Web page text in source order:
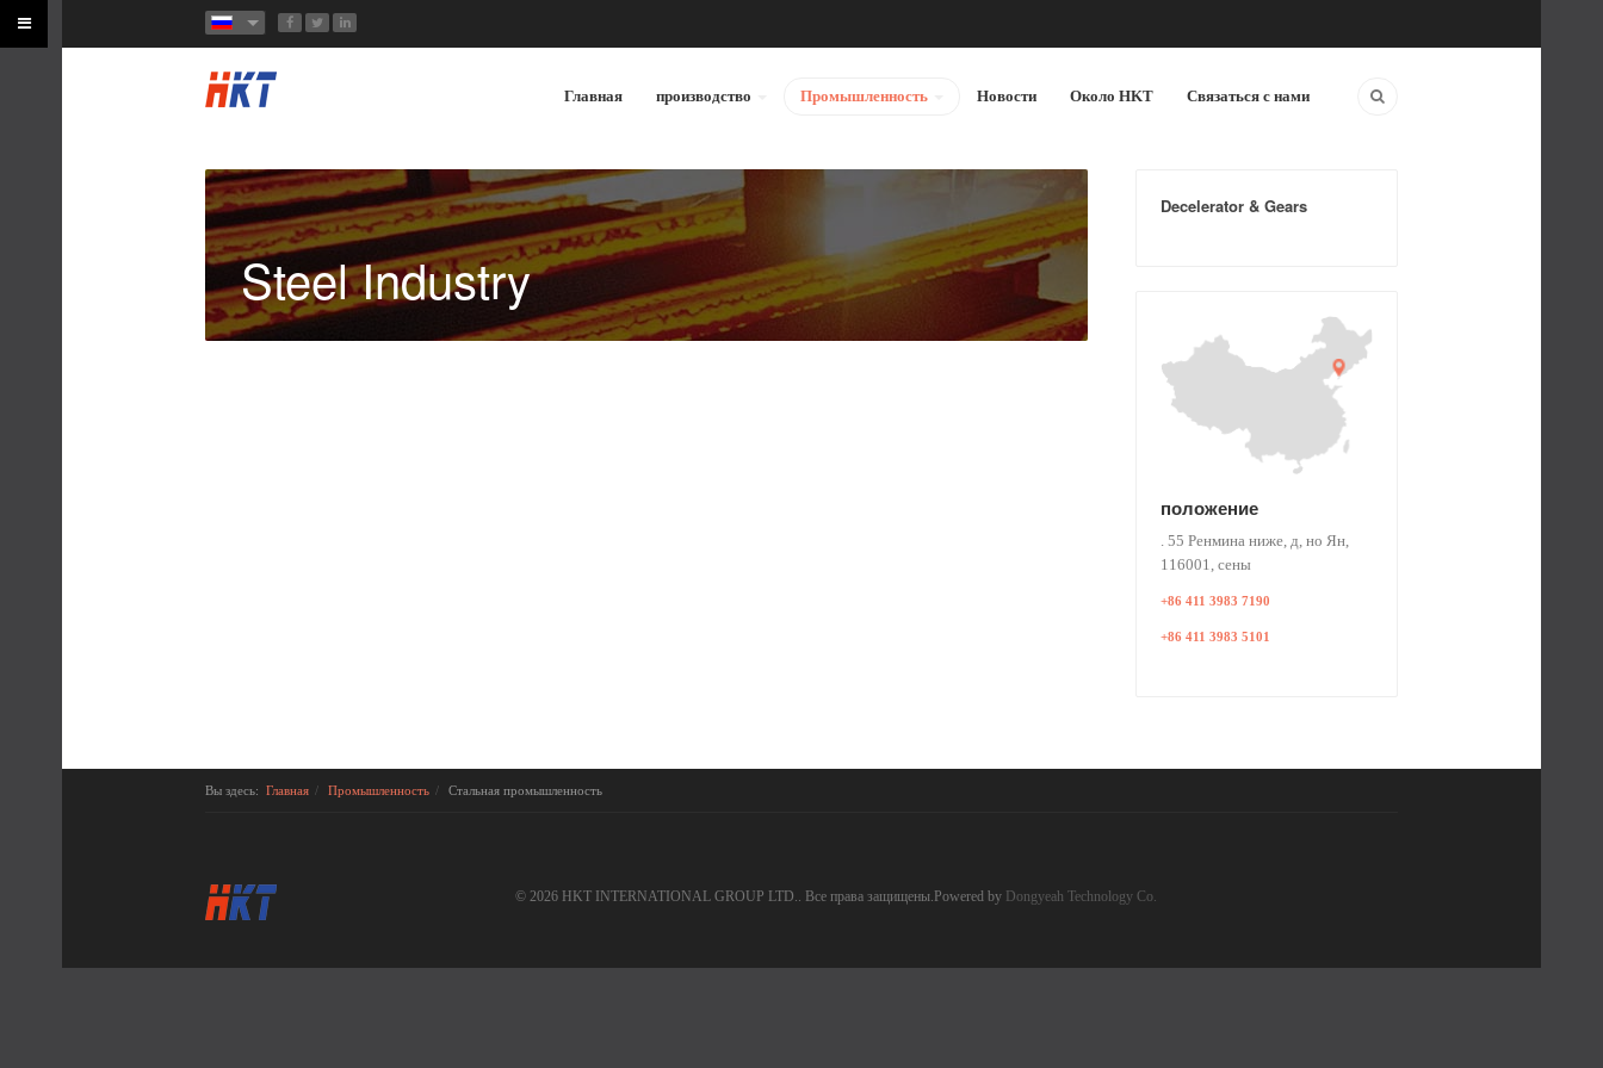
Главная производство Промышленность Новости Около HKT Связаться с нами
Steel Industry
Decelerator & Gears
положение
. 55 Ренмина ниже, д, но Ян,
116001, сены
+86 411 3983 7190
+86 411 3983 5101
Вы здесь: Главная Промышленность Стальная промышленность
© 2026 HKT INTERNATIONAL GROUP LTD.. Все права защищены.Powered by Dongyeah Technology Co.